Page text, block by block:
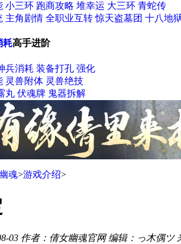
小三环 跑商攻略 堆幸运 大三环 青蛇传
主角剧情 全职业互转 惊天盗墓团 十八地
耗高手进阶
兵消耗 装备打孔 强化
灵兽附体 灵兽绝技
丸 伏魂牌 鬼器拆解
魂>游戏介绍>
03 作者：倩女幽魂官网 编辑：っ木偶ツ